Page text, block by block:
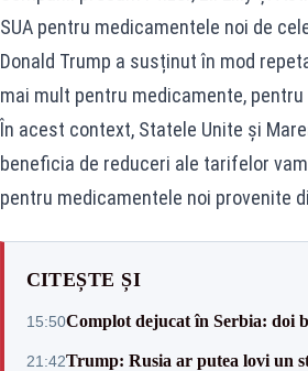
SUA pentru medicamentele noi de
Donald Trump a susținut în mod
mai mult pentru medicamente,
În acest context, Statele Unite și
beneficia de reduceri ale tarifelor
pentru medicamentele noi provenite
CITEȘTE ȘI
15:50Complot dejucat în Serbia: doi
21:42Trump: Rusia ar putea lovi un